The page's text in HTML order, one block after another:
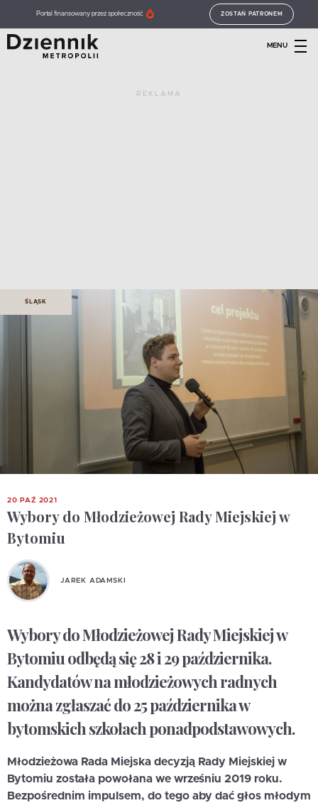
Portal finansowany przez społeczność ZOSTAŃ PATRONEM
MENU
REKLAMA
ŚLĄSK
20 PAŹ 2021
Wybory do Młodzieżowej Rady Miejskiej w
Bytomiu
JAREK ADAMSKI
Wybory do Młodzieżowej Rady Miejskiej w
Bytomiu odbędą się 28 i 29 października.
Kandydatów na młodzieżowych radnych
można zgłaszać do 25 października w
bytomskich szkołach ponadpodstawowych.
Młodzieżowa Rada Miejska decyzją Rady Miejskiej w
Bytomiu została powołana we wrześniu 2019 roku.
Bezpośrednim impulsem, do tego aby dać głos młodym